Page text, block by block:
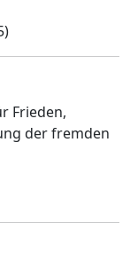
Frieden,
der fremden